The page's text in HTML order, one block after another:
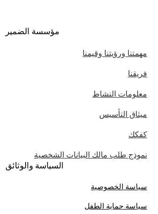
مؤسسة الضمير
مهمتنا ورؤيتنا وقيمنا
فريقنا
معلومات النشاط
ميثاق التأسيس
كفكك
نموذج طلب مالك البيانات الشخصية
السياسة والوثائق
سياسة الخصوصية
سياسة حماية الطفل